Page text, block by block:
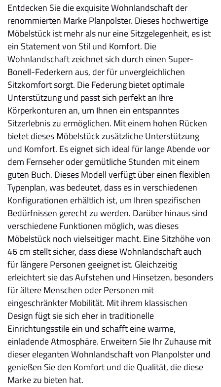
Entdecken Sie die exquisite Wohnlandschaft der
renommierten Marke Planpolster. Dieses hochwertige
Möbelstück ist mehr als nur eine Sitzgelegenheit, es ist
ein Statement von Stil und Komfort. Die
Wohnlandschaft zeichnet sich durch einen Super-
Bonell-Federkern aus, der für unvergleichlichen
Sitzkomfort sorgt. Die Federung bietet optimale
Unterstützung und passt sich perfekt an Ihre
Körperkonturen an, um Ihnen ein entspanntes
Sitzerlebnis zu ermöglichen. Mit einem hohen Rücken
bietet dieses Möbelstück zusätzliche Unterstützung
und Komfort. Es eignet sich ideal für lange Abende vor
dem Fernseher oder gemütliche Stunden mit einem
guten Buch. Dieses Modell verfügt über einen flexiblen
Typenplan, was bedeutet, dass es in verschiedenen
Konfigurationen erhältlich ist, um Ihren spezifischen
Bedürfnissen gerecht zu werden. Darüber hinaus sind
verschiedene Funktionen möglich, was dieses
Möbelstück noch vielseitiger macht. Eine Sitzhöhe von
46 cm stellt sicher, dass diese Wohnlandschaft auch
für längere Personen geeignet ist. Gleichzeitig
erleichtert sie das Aufstehen und Hinsetzen, besonders
für ältere Menschen oder Personen mit
eingeschränkter Mobilität. Mit ihrem klassischen
Design fügt sie sich eher in traditionelle
Einrichtungsstile ein und schafft eine warme,
einladende Atmosphäre. Erweitern Sie Ihr Zuhause mit
dieser eleganten Wohnlandschaft von Planpolster und
genießen Sie den Komfort und die Qualität, die diese
Marke zu bieten hat.